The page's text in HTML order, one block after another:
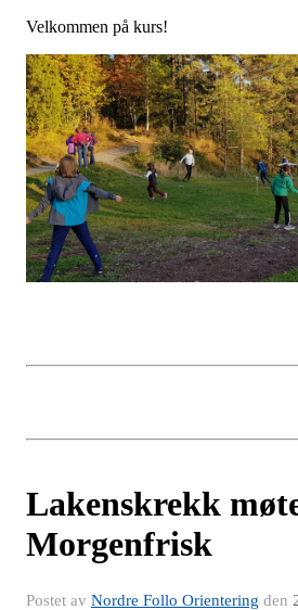
Velkommen på kurs!
Lakenskrekk
Morgenfrisk
Postet av Nordre Follo Orientering den